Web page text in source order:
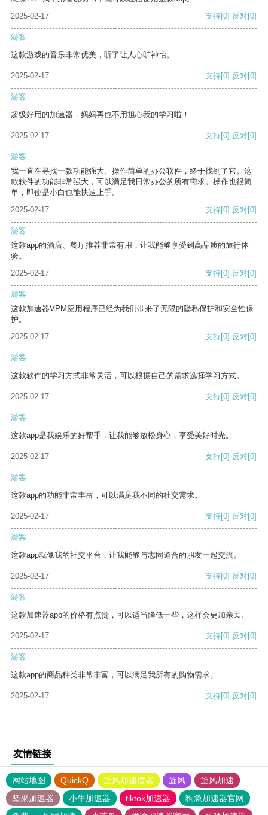
2025-02-17
支持[0] 反对[0]
游客
这款游戏的音乐非常优美，听了让人心旷神怡。
2025-02-17 支持[0] 反对[0]
游客
超级好用的加速器，妈妈再也不用担心我的学习啦！
2025-02-17 支持[0] 反对[0]
游客
我一直在寻找一款功能强大、操作简单的办公软件，终于找到了它。这
款软件的功能非常强大，可以满足我日常办公的所有需求。操作也很简
单，即使是小白也能快速上手。
2025-02-17
支持[0] 反对[0]
游客
这款app的酒店、餐厅推荐非常有用，让我能够享受到高品质的旅行体
验。
2025-02-17
支持[0] 反对[0]
游客
这款加速器VPM应用程序已经为我们带来了无限的隐私保护和安全性保
护。
2025-02-17
支持[0] 反对[0]
游客
这款软件的学习方式非常灵活，可以根据自己的需求选择学习方式。
2025-02-17 支持[0] 反对[0]
游客
这款app是我娱乐的好帮手，让我能够放松身心，享受美好时光。
2025-02-17 支持[0] 反对[0]
游客
这款app的功能非常丰富，可以满足我不同的社交需求。
2025-02-17 支持[0] 反对[0]
游客
这款app就像我的社交平台，让我能够与志同道合的朋友一起交流。
2025-02-17 支持[0] 反对[0]
游客
这款加速器app的价格有点贵，可以适当降低一些，这样会更加亲民。
2025-02-17 支持[0] 反对[0]
游客
这款app的商品种类非常丰富，可以满足我所有的购物需求。
2025-02-17 支持[0] 反对[0]
友情链接
网站地图 QuickQ 旋风加速度器 旋风
旋风加速
坚果加速器
小牛加速器 tiktok加速器
狗急加速器官网